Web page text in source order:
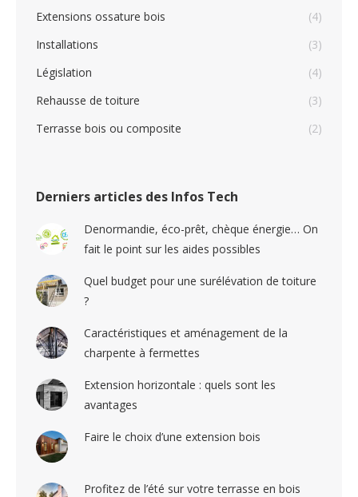
Extensions ossature bois
(4)
Installations
(3)
Législation
(4)
Rehausse de toiture
(3)
Terrasse bois ou composite
(2)
Derniers articles des Infos Tech
Denormandie, éco-prêt, chèque énergie… On
fait le point sur les aides possibles
Quel budget pour une surélévation de toiture
?
Caractéristiques et aménagement de la
charpente à fermettes
Extension horizontale : quels sont les
avantages
Faire le choix d’une extension bois
Profitez de l’été sur votre terrasse en bois